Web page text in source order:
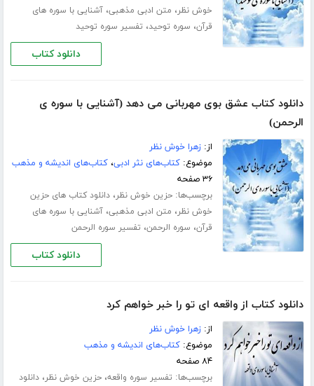
خوش نظر، متن ادبی مذهبی،آشنایی با سوره های
قرآن، سوره توحید، تفسیر سوره توحید
دانلود کتاب
دانلود کتاب عشق بوی مهربانی می دهد (آشنایی با سوره ی
الرحمن)
از:زهرا خوش نظر
موضوع:کتاب‌های نثر ادبی،کتاب‌های اندیشه و مذهب
۳۶ صفحه
برچسب‌ها:حزین خوش نظر،دانلود کتاب های حزین
خوش نظر، متن ادبی مذهبی،آشنایی با سوره های
قرآن، سوره الرحمن، تفسیر سوره الرحمن
دانلود کتاب
دانلود کتاب از واقعه ای تو را خبر خواهم کرد
از:زهرا خوش نظر
موضوع:کتاب‌های اندیشه و مذهب
۸۴ صفحه
برچسب‌ها: تفسیر سوره واقعه،حزین خوش نظر،دانلود